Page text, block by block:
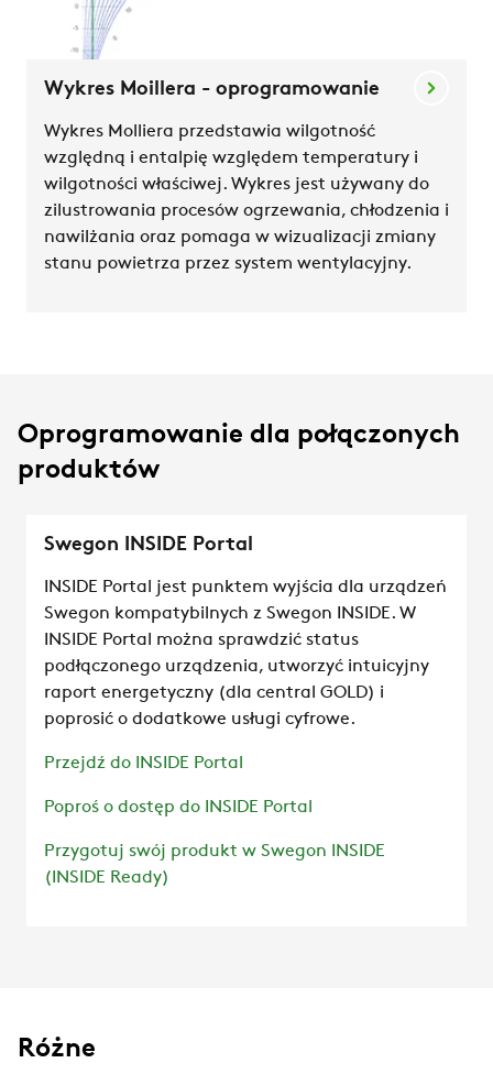
Wykres Moillera - oprogramowanie
Wykres Molliera przedstawia wilgotność
względną i entalpię względem temperatury i
wilgotności właściwej. Wykres jest używany do
zilustrowania procesów ogrzewania, chłodzenia i
nawilżania oraz pomaga w wizualizacji zmiany
stanu powietrza przez system wentylacyjny.
Oprogramowanie dla połączonych
produktów
Swegon INSIDE Portal
INSIDE Portal jest punktem wyjścia dla urządzeń
Swegon kompatybilnych z Swegon INSIDE. W
INSIDE Portal można sprawdzić status
podłączonego urządzenia, utworzyć intuicyjny
raport energetyczny (dla central GOLD) i
poprosić o dodatkowe usługi cyfrowe.
Przejdź do INSIDE Portal
Poproś o dostęp do INSIDE Portal
Przygotuj swój produkt w Swegon INSIDE
(INSIDE Ready)
Różne